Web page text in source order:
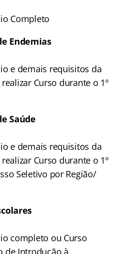
Completo
Endemias
e demais requisitos da
Curso durante o 1º
Saúde
e demais requisitos da
Curso durante o 1º
Seletivo por Região/
completo ou Curso
de Introdução à